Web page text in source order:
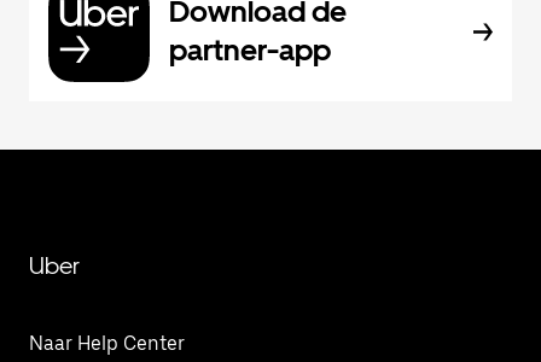
Download de
partner-app
Uber
Naar Help Center